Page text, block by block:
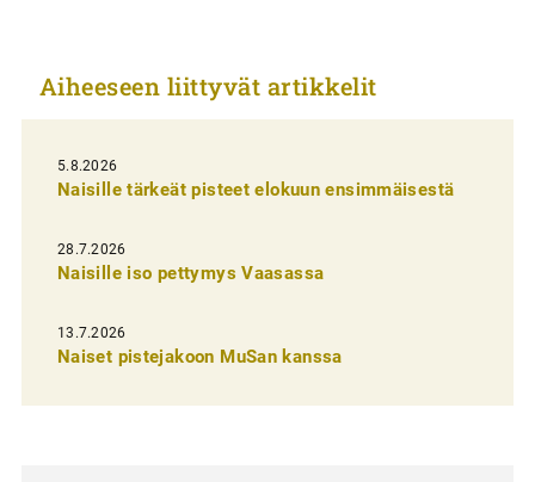
k
e
l
i
e
n
e
Aiheeseen liittyvät artikkelit
5.8.2026
Naisille tärkeät pisteet elokuun ensimmäisestä
28.7.2026
Naisille iso pettymys Vaasassa
13.7.2026
Naiset pistejakoon MuSan kanssa